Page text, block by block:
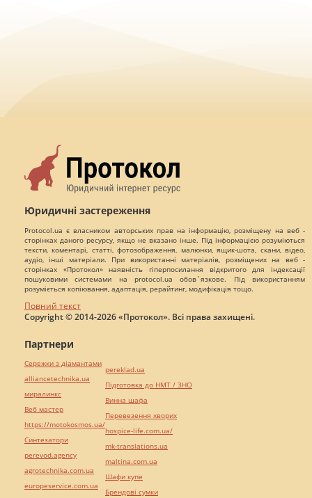
Юридичні застереження
Protocol.ua є власником авторських прав на інформацію, розміщену на веб -
сторінках даного ресурсу, якщо не вказано інше. Під інформацією розуміються
тексти, коментарі, статті, фотозображення, малюнки, ящик-шота, скани, відео,
аудіо, інші матеріали. При використанні матеріалів, розміщених на веб -
сторінках «Протокол» наявність гіперпосилання відкритого для індексації
пошуковими системами на protocol.ua обов`язкове. Під використанням
розуміється копіювання, адаптація, рерайтинг, модифікація тощо.
Повний текст
Copyright © 2014-2026 «Протокол». Всі права захищені.
Партнери
Сережки з діамантами
alliancetechnika.ua
миралинкс
Веб мастер
https://motokosmos.ua/
Синтезатори
perevod.agency
agrotechnika.com.ua
europeservice.com.ua
pereklad.ua
Підготовка до НМТ / ЗНО
Винна шафа
Перевезення хворих
hospice-life.com.ua/
mk-translations.ua
maltina.com.ua
Шафи купе
Брендові сумки